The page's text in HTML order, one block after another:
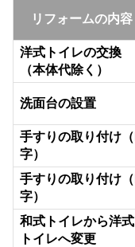
リフォームの内容
洋式トイレの交換
（本体代除く）
洗面台の設置
手すりの取り付け
字）
手すりの取り付け
字）
和式トイレから洋式
トイレへ変更